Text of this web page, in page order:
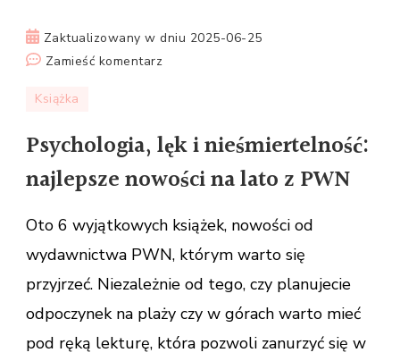
Zaktualizowany w dniu 2025-06-25
Zamieść komentarzwe
i
nieśmiertelność:
nowości
na
z
PWN
Książka
Psychologia, lęk i nieśmiertelność:
najlepsze nowości na lato z PWN
Oto 6 wyjątkowych książek, nowości od
wydawnictwa PWN, którym warto się
przyjrzeć. Niezależnie od tego, czy planujecie
odpoczynek na plaży czy w górach warto mieć
pod ręką lekturę, która pozwoli zanurzyć się w